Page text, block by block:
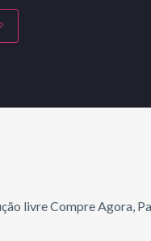
livre Compre Agora,